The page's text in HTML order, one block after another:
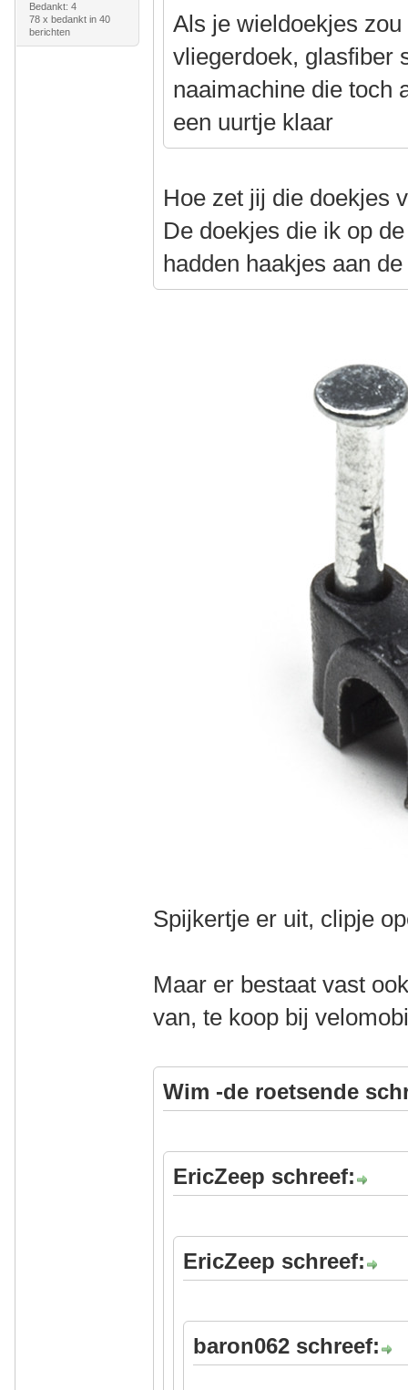
Bedankt: 4
78 x bedankt in 40
berichten
Als je wieldoekjes
vliegerdoek, glasfiber
naaimachine die toch
een uurtje klaar
Hoe zet jij die doekjes
De doekjes die ik op
hadden haakjes aan
Spijkertje er uit, clipje
Maar er bestaat vast
van, te koop bij
Wim -de roetsende
EricZeep schreef:
EricZeep schreef:
baron062 schreef: